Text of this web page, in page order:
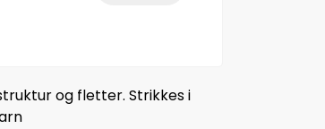
og fletter. Strikkes i